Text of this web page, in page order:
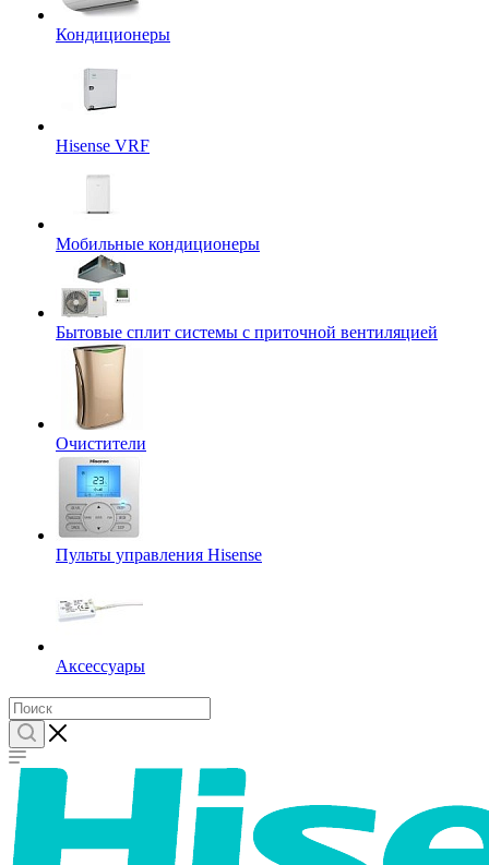
Кондиционеры
Hisense VRF
Мобильные кондиционеры
Бытовые сплит системы с приточной вентиляцией
Очистители
Пульты управления Hisense
Аксессуары